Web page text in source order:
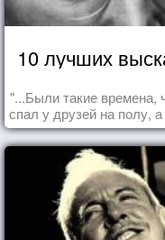
10 лучших
"...Были такие времена,
спал у друзей на полу,